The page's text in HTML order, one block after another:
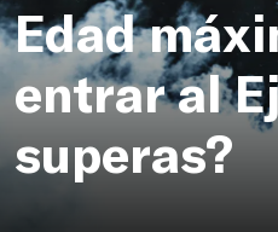
Edad
entrar al
superas?